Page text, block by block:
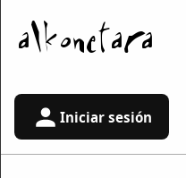
Iniciar sesión